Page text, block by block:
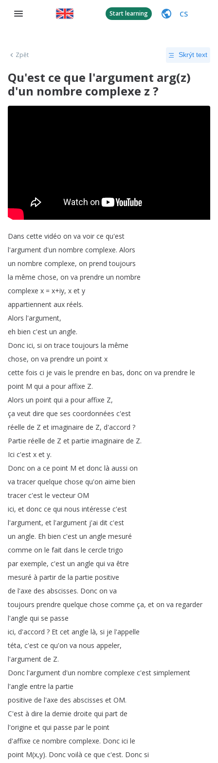
Start learning CS
Zpět Skrýt text
Qu'est ce que l'argument arg(z)
d'un nombre complexe z ?
Dans cette vidéo on va voir ce qu'est
l'argument d'un nombre complexe. Alors
un nombre complexe, on prend toujours
la même chose, on va prendre un nombre
complexe x = x+iy, x et y
appartiennent aux réels.
Alors l'argument,
eh bien c'est un angle.
Donc ici, si on trace toujours la même
chose, on va prendre un point x
cette fois ci je vais le prendre en bas, donc on va prendre le
point M qui a pour affixe Z.
Alors un point qui a pour affixe Z,
ça veut dire que ses coordonnées c'est
réelle de Z et imaginaire de Z, d'accord ?
Partie réelle de Z et partie imaginaire de Z.
Ici c'est x et y.
Donc on a ce point M et donc là aussi on
va tracer quelque chose qu'on aime bien
tracer c'est le vecteur OM
ici, et donc ce qui nous intéresse c'est
l'argument, et l'argument j'ai dit c'est
un angle. Eh bien c'est un angle mesuré
comme on le fait dans le cercle trigo
par exemple, c'est un angle qui va être
mesuré à partir de la partie positive
de l'axe des abscisses. Donc on va
toujours prendre quelque chose comme ça, et on va regarder
l'angle qui se passe
ici, d'accord ? Et cet angle là, si je l'appelle
téta, c'est ce qu'on va nous appeler,
l'argument de Z.
Donc l'argument d'un nombre complexe c'est simplement
l'angle entre la partie
positive de l'axe des abscisses et OM.
C'est à dire la demie droite qui part de
l'origine et qui passe par le point
d'affixe ce nombre complexe. Donc ici le
point M(x,y). Donc voilà ce que c'est. Donc si